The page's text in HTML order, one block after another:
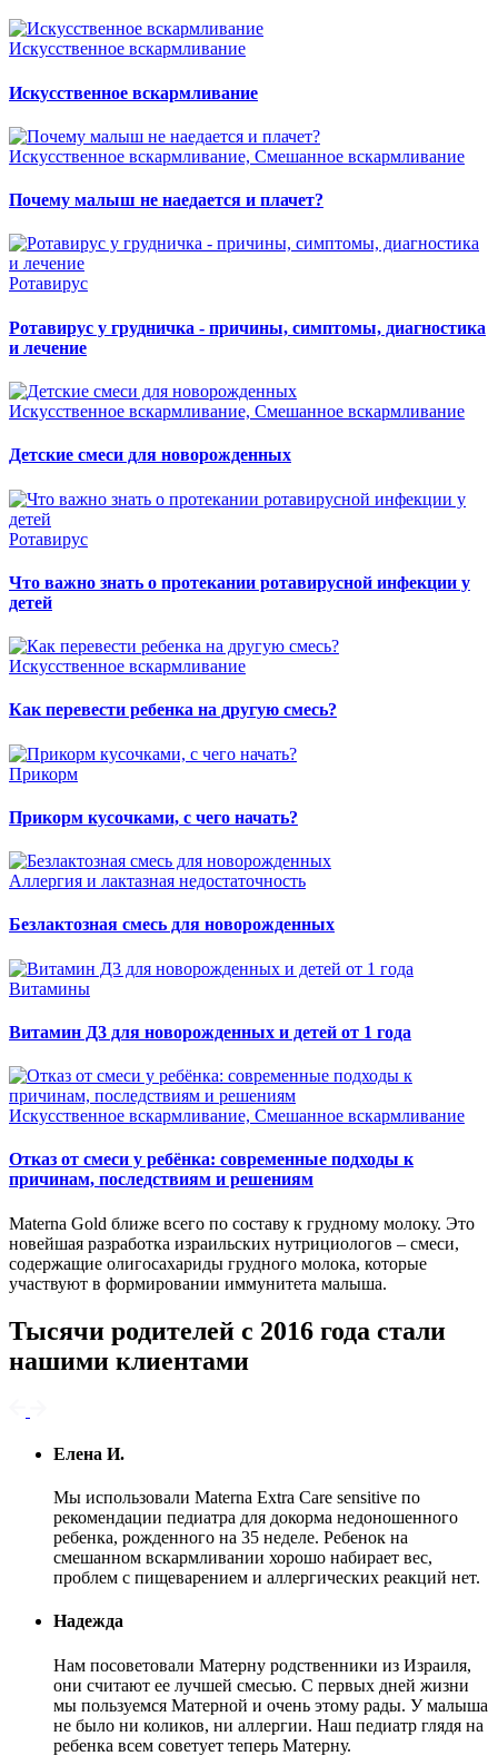
Искусственное вскармливание
Искусственное вскармливание
Искусственное вскармливание, Смешанное вскармливание
Почему малыш не наедается и плачет?
Ротавирус
Ротавирус у грудничка - причины, симптомы, диагностика
и лечение
Искусственное вскармливание, Смешанное вскармливание
Детские смеси для новорожденных
Ротавирус
Что важно знать о протекании ротавирусной инфекции у
детей
Искусственное вскармливание
Как перевести ребенка на другую смесь?
Прикорм
Прикорм кусочками, с чего начать?
Аллергия и лактазная недостаточность
Безлактозная смесь для новорожденных
Витамины
Витамин Д3 для новорожденных и детей от 1 года
Искусственное вскармливание, Смешанное вскармливание
Отказ от смеси у ребёнка: современные подходы к
причинам, последствиям и решениям
Materna Gold ближе всего по составу к грудному молоку. Это
новейшая разработка израильских нутрициологов – смеси,
содержащие олигосахариды грудного молока, которые
участвуют в формировании иммунитета малыша.
Тысячи родителей с 2016 года стали
нашими клиентами
Елена И.
Мы использовали Materna Extra Care sensitive по
рекомендации педиатра для докорма недоношенного
ребенка, рожденного на 35 неделе. Ребенок на
смешанном вскармливании хорошо набирает вес,
проблем с пищеварением и аллергических реакций нет.
Надежда
Нам посоветовали Матерну родственники из Израиля,
они считают ее лучшей смесью. С первых дней жизни
мы пользуемся Матерной и очень этому рады. У малыша
не было ни коликов, ни аллергии. Наш педиатр глядя на
ребенка всем советует теперь Матерну.